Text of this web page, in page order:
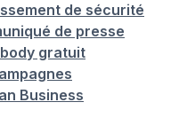
de sécurité
de presse
gratuit
Business